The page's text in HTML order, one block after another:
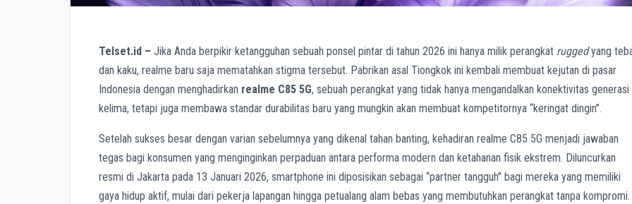
Telset.id – Jika Anda berpikir ketangguhan sebuah ponsel pintar di tahun 2026 ini hanya milik perangkat ruggedyang
dan kaku, realme baru saja mematahkan stigma tersebut. Pabrikan asal Tiongkok ini kembali membuat kejutan di pasar
Indonesia dengan menghadirkan realme C85 5G, sebuah perangkat yang tidak hanya mengandalkan konektivitas generasi
kelima, tetapi juga membawa standar durabilitas baru yang mungkin akan membuat kompetitornya “keringat dingin”.
Setelah sukses besar dengan varian sebelumnya yang dikenal tahan banting, kehadiran realme C85 5G menjadi jawaban
tegas bagi konsumen yang menginginkan perpaduan antara performa modern dan ketahanan fisik ekstrem. Diluncurkan
resmi di Jakarta pada 13 Januari 2026, smartphone ini diposisikan sebagai “partner tangguh” bagi mereka yang memiliki
gaya hidup aktif, mulai dari pekerja lapangan hingga petualang alam bebas yang membutuhkan perangkat tanpa kompromi.